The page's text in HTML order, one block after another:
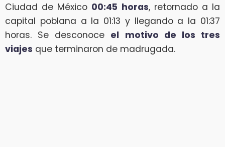
Ciudad de México 00:45 horas, retornado a la
capital poblana a la 01:13 y llegando a la 01:37
horas. Se desconoce el motivo de los tres
viajes que terminaron de madrugada.